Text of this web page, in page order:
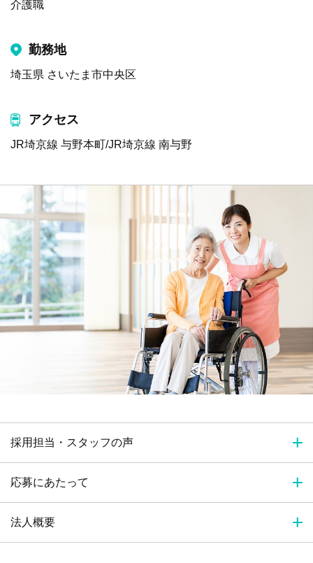
介護職
勤務地
埼玉県 さいたま市中央区
アクセス
JR埼京線 与野本町/JR埼京線 南与野
採用担当・スタッフの声
応募にあたって
法人概要